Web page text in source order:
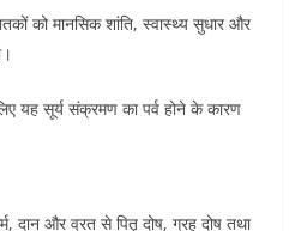
को मानसिक शांति, स्वास्थ्य सुधार और
यह सूर्य संक्रमण का पर्व होने के कारण
दान और व्रत से पितृ दोष, ग्रह दोष तथा